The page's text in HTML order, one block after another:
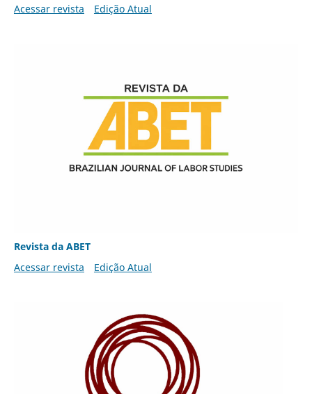
Acessar revista Edição Atual
Revista da ABET
Acessar revista
Edição Atual